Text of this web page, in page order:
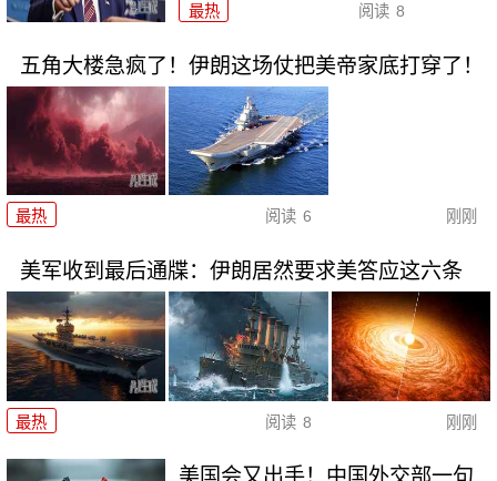
最热 阅读 8
五角大楼急疯了！伊朗这场仗把美帝家底打穿了！
最热 阅读 6 刚刚
美军收到最后通牒：伊朗居然要求美答应这六条
最热 阅读 8 刚刚